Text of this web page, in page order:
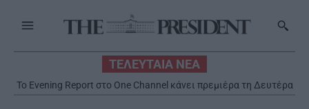
ΤΕΛΕΥΤΑΙΑ ΝΕΑ
Το Evening Report στο One Channel κάνει πρεμιέρα τη Δευτέρα
31 Αυγούστου